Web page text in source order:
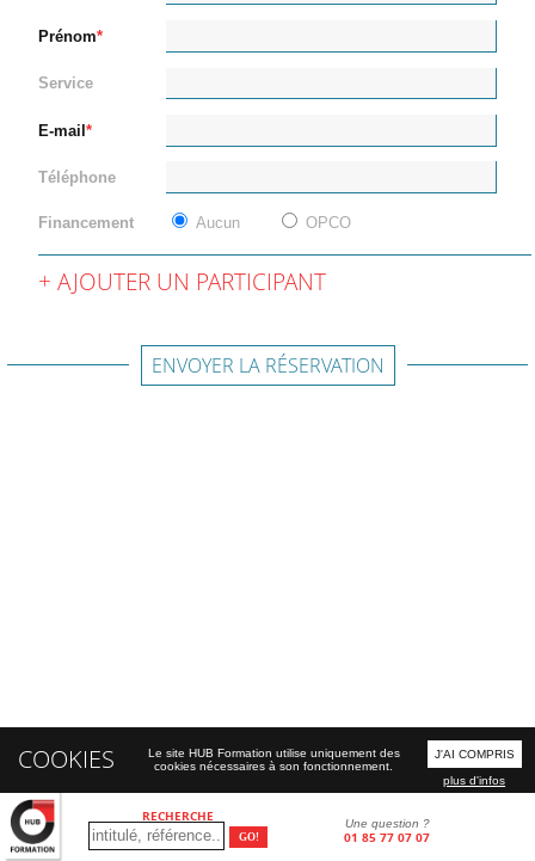
RECHERCHE Une question ?
01 85 77 07 07
Prénom
Service
E-mail
Téléphone
Financement Aucun OPCO
AJOUTER UN PARTICIPANT
ENVOYER LA RÉSERVATION
COOKIES
Le site HUB Formation utilise uniquement des
cookies nécessaires à son fonctionnement.
J'AI COMPRIS
plus d'infos